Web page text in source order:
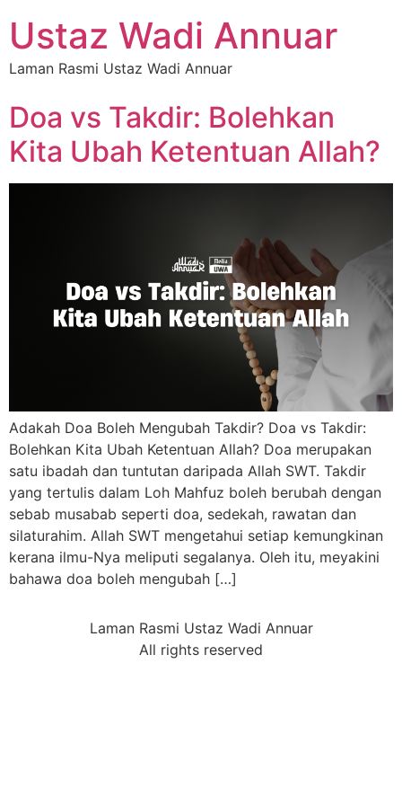
Ustaz Wadi Annuar
Laman Rasmi Ustaz Wadi Annuar
Doa vs Takdir: Bolehkan
Kita Ubah Ketentuan Allah?
Adakah Doa Boleh Mengubah Takdir? Doa vs Takdir:
Bolehkan Kita Ubah Ketentuan Allah? Doa merupakan
satu ibadah dan tuntutan daripada Allah SWT. Takdir
yang tertulis dalam Loh Mahfuz boleh berubah dengan
sebab musabab seperti doa, sedekah, rawatan dan
silaturahim. Allah SWT mengetahui setiap kemungkinan
kerana ilmu-Nya meliputi segalanya. Oleh itu, meyakini
bahawa doa boleh mengubah […]
Laman Rasmi Ustaz Wadi Annuar
All rights reserved